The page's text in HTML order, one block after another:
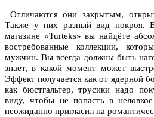
Отличаются они закрытым,
Также у них разный вид покроя.
магазине «Turteks» вы найдёте
востребованные коллекции,
мужчин. Вы всегда должны быть
знает, в какой момент может
Эффект получается как от ядерной
как бюстгальтер, трусики надо
виду, чтобы не попасть в
неожиданно пригласил на